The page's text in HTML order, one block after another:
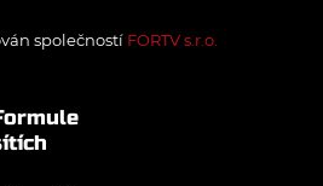
společností FORTV s.r.o.